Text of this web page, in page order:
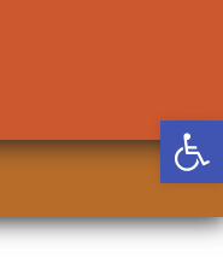
פתח סרגל נגישות